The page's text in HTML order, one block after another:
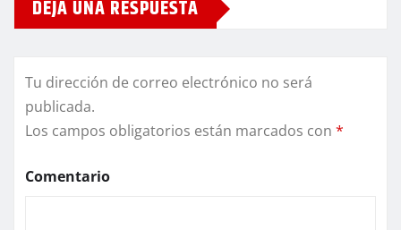
DEJA UNA RESPUESTA
Tu dirección de correo electrónico no será
publicada.
Los campos obligatorios están marcados con *
Comentario